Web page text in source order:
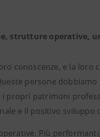
strutture operative,
conoscenze, e la loro
persone
i propri patrimoni
e il positivo sviluppo
Più